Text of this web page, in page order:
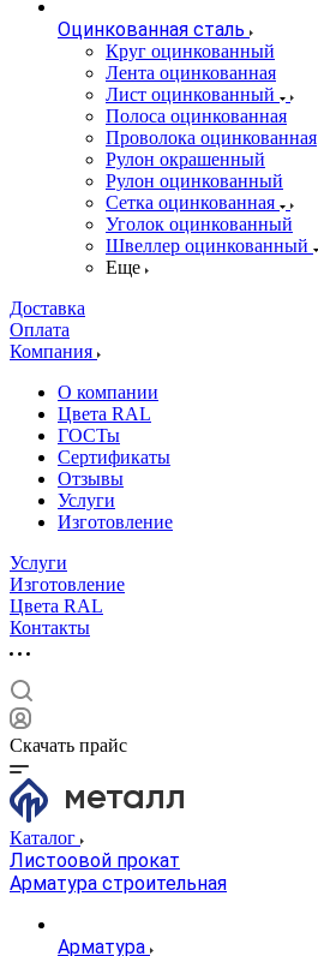
Оцинкованная сталь
Круг оцинкованный
Лента оцинкованная
Лист оцинкованный
Полоса оцинкованная
Проволока оцинкованная
Рулон окрашенный
Рулон оцинкованный
Сетка оцинкованная
Уголок оцинкованный
Швеллер оцинкованный
Еще
Доставка
Оплата
Компания
О компании
Цвета RAL
ГОСТы
Сертификаты
Отзывы
Услуги
Изготовление
Услуги
Изготовление
Цвета RAL
Контакты
Скачать прайс
Каталог
Листоовой прокат
Арматура строительная
Арматура